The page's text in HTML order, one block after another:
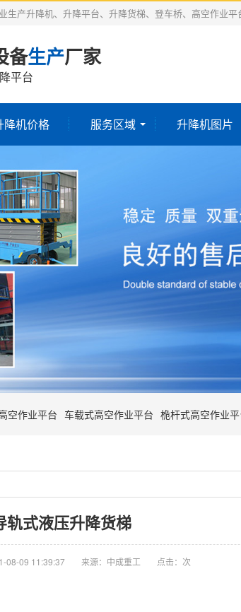
产升降机、升降平台、升降货梯、登车桥、高空作业平
备生产厂家
平台
降机价格 服务区域 升降机图片
空作业平台 车载式高空作业平台 桅杆式高空作业
轨式液压升降货梯
08-09 11:39:37 来源：中成重工 点击： 次